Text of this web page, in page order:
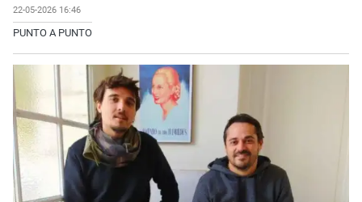
22-05-2026 16:46
PUNTO A PUNTO